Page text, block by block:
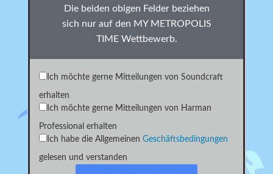
Die beiden obigen Felder beziehen
sich nur auf den MY METROPOLIS
TIME Wettbewerb.
Ich möchte gerne Mitteilungen von Soundcraft
erhalten
Ich möchte gerne Mitteilungen von Harman
Professional erhalten
Ich habe die Allgemeinen Geschäftsbedingungen
gelesen und verstanden